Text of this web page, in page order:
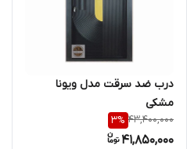
درب ضد سرقت مدل ویونا
مشکی
43,400,000
3%
41,850,000